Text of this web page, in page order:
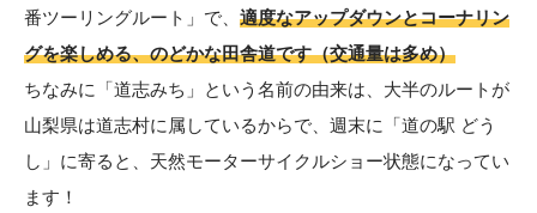
番ツーリングルート」で、 適度なアップダウンとコーナリン
グを楽しめる、のどかな田舎道です（交通量は多め）
ちなみに「道志みち」という名前の由来は、大半のルートが
山梨県は道志村に属しているからで、週末に
「道の駅 どう
し」 に寄ると、天然モーターサイクルショー状態になってい
ます！